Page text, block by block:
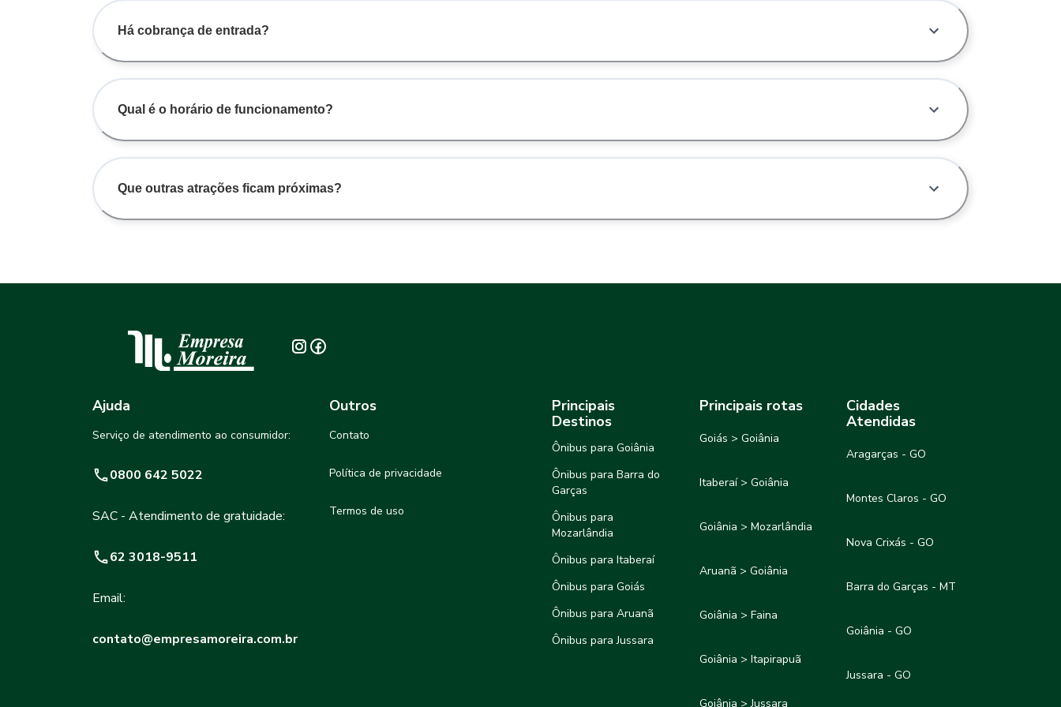
Há cobrança de entrada?
Qual é o horário de funcionamento?
Que outras atrações ficam próximas?
Ajuda
Serviço de atendimento ao consumidor:
0800 642 5022
SAC - Atendimento de gratuidade:
62 3018-9511
Email:
contato@empresamoreira.com.br
Outros
Contato
Política de privacidade
Termos de uso
Principais
Destinos
Ônibus para Goiânia
Ônibus para Barra do
Garças
Ônibus para
Mozarlândia
Ônibus para Itaberaí
Ônibus para Goiás
Ônibus para Aruanã
Ônibus para Jussara
Principais rotas
Goiás > Goiânia
Itaberaí > Goiânia
Goiânia > Mozarlândia
Aruanã > Goiânia
Goiânia > Faina
Goiânia > Itapirapuã
Goiânia > Jussara
Cidades
Atendidas
Aragarças - GO
Montes Claros - GO
Nova Crixás - GO
Barra do Garças - MT
Goiânia - GO
Jussara - GO